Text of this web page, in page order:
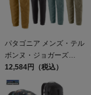
パタゴニア メンズ・テル
ボンヌ・ジョガーズ
PATAGONIA MS
TERREBONNE
JOGGERS
12,584円（税込）